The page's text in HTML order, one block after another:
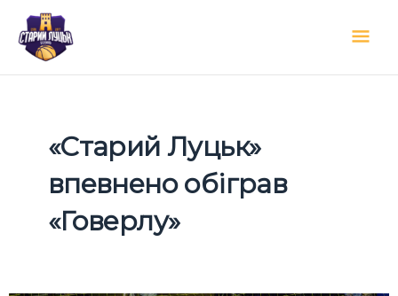
вмісту
«Старий Луцьк»
впевнено обіграв
«Говерлу»